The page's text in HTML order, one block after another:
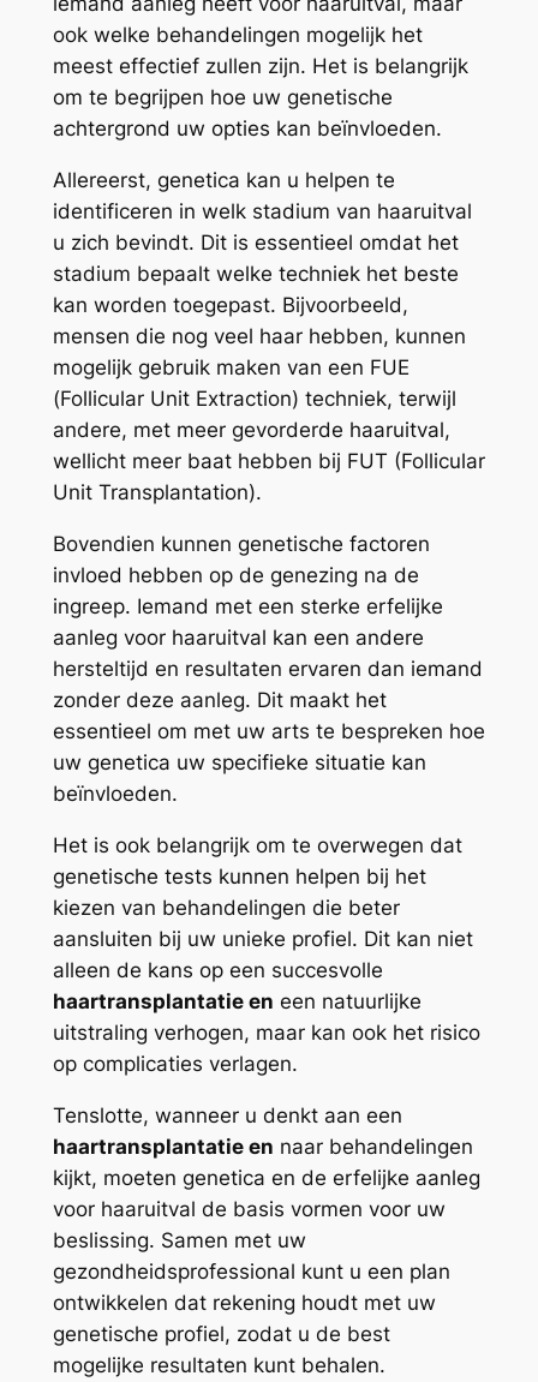
ook welke behandelingen mogelijk het
meest effectief zullen zijn. Het is belangrijk
om te begrijpen hoe uw genetische
achtergrond uw opties kan beïnvloeden.
Allereerst, genetica kan u helpen te
identificeren in welk stadium van haaruitval
u zich bevindt. Dit is essentieel omdat het
stadium bepaalt welke techniek het beste
kan worden toegepast. Bijvoorbeeld,
mensen die nog veel haar hebben, kunnen
mogelijk gebruik maken van een FUE
(Follicular Unit Extraction) techniek, terwijl
andere, met meer gevorderde haaruitval,
wellicht meer baat hebben bij FUT (Follicular
Unit Transplantation).
Bovendien kunnen genetische factoren
invloed hebben op de genezing na de
ingreep. Iemand met een sterke erfelijke
aanleg voor haaruitval kan een andere
hersteltijd en resultaten ervaren dan iemand
zonder deze aanleg. Dit maakt het
essentieel om met uw arts te bespreken hoe
uw genetica uw specifieke situatie kan
beïnvloeden.
Het is ook belangrijk om te overwegen dat
genetische tests kunnen helpen bij het
kiezen van behandelingen die beter
aansluiten bij uw unieke profiel. Dit kan niet
alleen de kans op een succesvolle
haartransplantatie en een natuurlijke
uitstraling verhogen, maar kan ook het risico
op complicaties verlagen.
Tenslotte, wanneer u denkt aan een
haartransplantatie en naar behandelingen
kijkt, moeten genetica en de erfelijke aanleg
voor haaruitval de basis vormen voor uw
beslissing. Samen met uw
gezondheidsprofessional kunt u een plan
ontwikkelen dat rekening houdt met uw
genetische profiel, zodat u de best
mogelijke resultaten kunt behalen.